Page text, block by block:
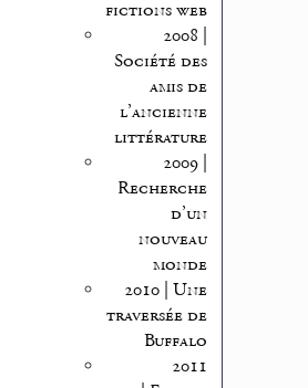
fictions web
2008 |
Société des
amis de
l’ancienne
littérature
2009 |
Recherche
d’un
nouveau
monde
2010 | Une
traversée de
Buffalo
2011